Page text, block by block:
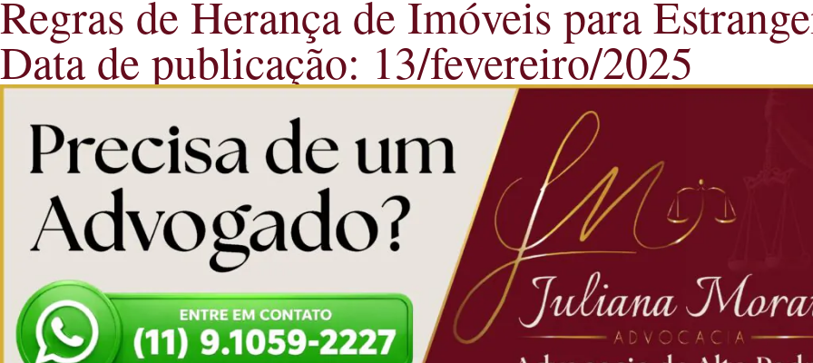
Regras de Herança de Imóveis para
Data de publicação: 13/fevereiro/2025